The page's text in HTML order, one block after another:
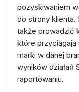
pozyskiwaniem
do strony klienta.
także prowadzić
które
marki w danej
wyników działań
raportowaniu.